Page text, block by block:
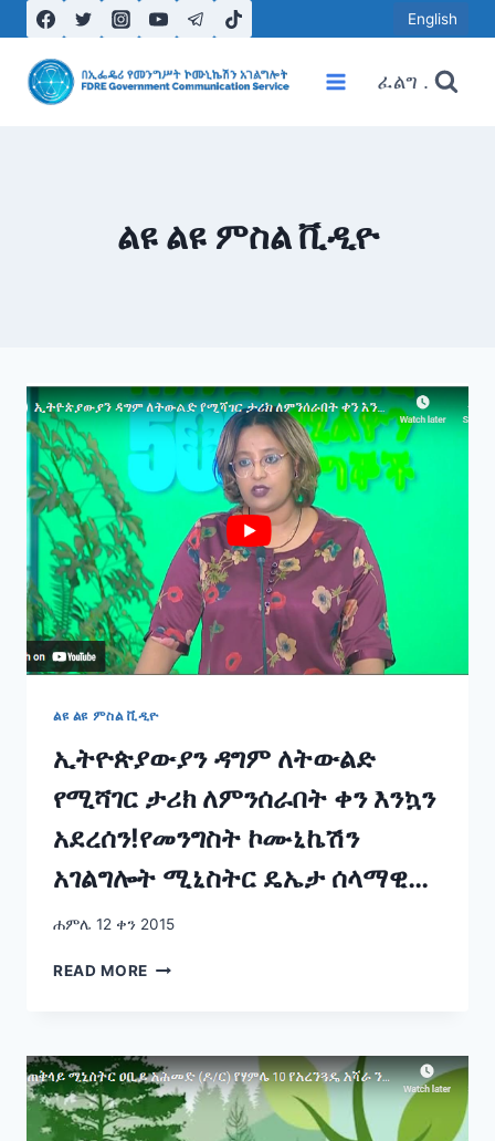
to
content
English
ፈልግ .
ልዩ ልዩ ምስል ቪዲዮ
ልዩ ልዩ ምስል ቪዲዮ
ኢትዮጵያውያን ዳግም ለትውልድ
የሚሻገር ታሪክ ለምንሰራበት ቀን እንኳን
አደረሰን!የመንግስት ኮሙኒኬሽን
አገልግሎት ሚኒስትር ዴኤታ ሰላማዊት
ካሳ
ሐምሌ 12 ቀን 2015
READ MORE ኢትዮጵያውያን
ታሪክ
ለምንሰራበት
ቀን
እንኳን